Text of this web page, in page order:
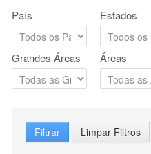
País Estados
Grandes Áreas Áreas
Filtrar Limpar Filtros